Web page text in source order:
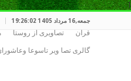
جمعه,16 مرداد 1405 19:26:02
قران تصاویری از روستا
گالری تصا ویر تاسوعا وعاشورای